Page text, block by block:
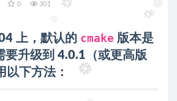
0 301
上，默认的 cmake 版本是
要升级到 4.0.1 （或更高版
以下方法：